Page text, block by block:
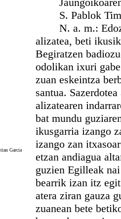
Garcia
S. Pablok
N. a. m.:
alizatea, beti
Begiratzen
odolikan ixuri
zuan eskeintza
santua.
alizatearen
bat mundu
ikusgarria izango
izango zan
etzan andiagua
guzien Egilleak
bearrik izan itz
atera ziran gauza
zuanean bete